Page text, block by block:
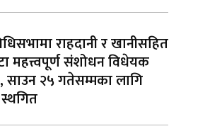
राहदानी र खानीसहित
महत्त्वपूर्ण संशोधन विधेयक
साउन २५ गतेसम्मका लागि